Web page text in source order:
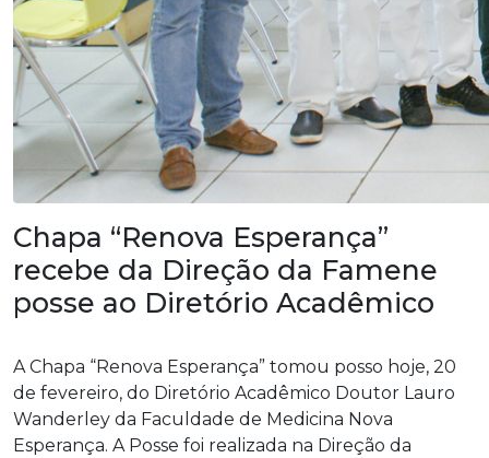
Chapa “Renova Esperança”
recebe da Direção da Famene
posse ao Diretório Acadêmico
A Chapa “Renova Esperança” tomou posso hoje, 20
de fevereiro, do Diretório Acadêmico Doutor Lauro
Wanderley da Faculdade de Medicina Nova
Esperança. A Posse foi realizada na Direção da